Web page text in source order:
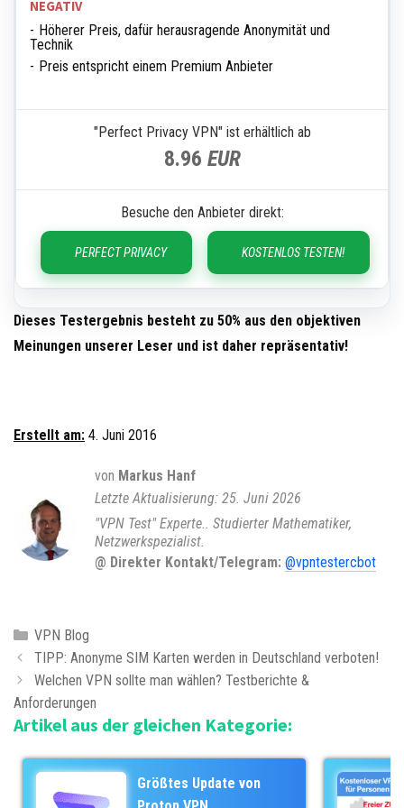
NEGATIV
Höherer Preis, dafür herausragende Anonymität und
Technik
Preis entspricht einem Premium Anbieter
"Perfect Privacy VPN" ist erhältlich ab
8.96 EUR
Besuche den Anbieter direkt:
PERFECT PRIVACY KOSTENLOS TESTEN!
Dieses Testergebnis besteht zu 50% aus den objektiven
Meinungen unserer Leser und ist daher repräsentativ!
Erstellt am: 4. Juni 2016
von Markus Hanf
25. Juni 2026
"VPN Test" Experte.. Studierter Mathematiker,
Netzwerkspezialist.
@ Direkter Kontakt/Telegram: @vpntestercbot
K
a
t
e
g
r
VPN Blog
B
e
i
t
TIPP: Anonyme SIM Karten werden in Deutschland verboten!
Welchen VPN sollte man wählen? Testberichte &
Anforderungen
Artikel aus der gleichen Kategorie:
Größtes Update von